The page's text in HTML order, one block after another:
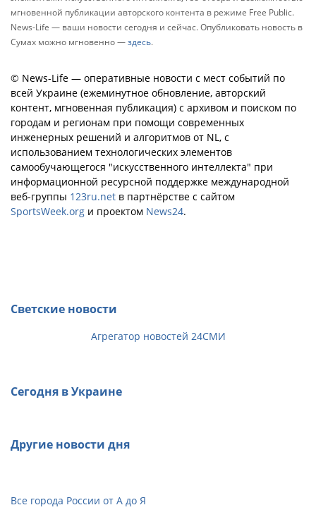
мгновенной публикации авторского контента в режиме Free Public.
News-Life — ваши новости сегодня и сейчас. Опубликовать новость в
Сумах можно мгновенно —здесь.
© News-Life — оперативные новости с мест событий по
всей Украине (ежеминутное обновление, авторский
контент, мгновенная публикация) с архивом и поиском по
городам и регионам при помощи современных
инженерных решений и алгоритмов от NL, с
использованием технологических элементов
самообучающегося "искусственного интеллекта" при
информационной ресурсной поддержке международной
веб-группы 123ru.net в партнёрстве с сайтом
SportsWeek.org и проектом News24.
Светские новости
Агрегатор новостей 24СМИ
Сегодня в Украине
Другие новости дня
Все города России от А до Я